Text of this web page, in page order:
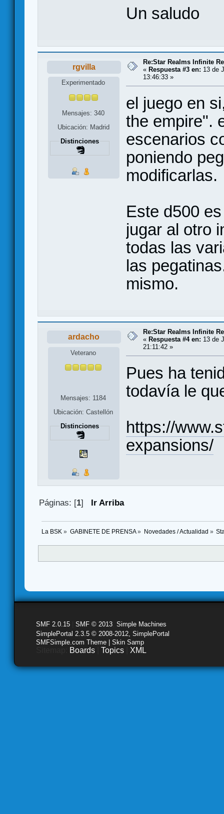
Un saludo
rgvilla
Experimentado
Mensajes: 340
Ubicación: Madrid
Distinciones
Re:Star Realms Infinite
« Respuesta #3 en: 13 de
13:46:33 »
el juego en
the empire".
escenarios
poniendo
modificarlas.
Este d500
jugar al otro
todas las
las
mismo.
ardacho
Veterano
Mensajes: 1184
Ubicación: Castellón
Distinciones
Re:Star Realms Infinite
« Respuesta #4 en: 13 de
21:11:42 »
Pues ha
todavía le
https://
expansions/
Páginas: [1] Ir Arriba
La BSK » GABINETE DE PRENSA» Novedades / Actualidad »
SMF 2.0.15 SMF © 2013 Simple Machines
SimplePortal 2.3.5 © 2008-2012, SimplePortal
SMFSimple.com Theme | Skin Samp
Boards Topics XML